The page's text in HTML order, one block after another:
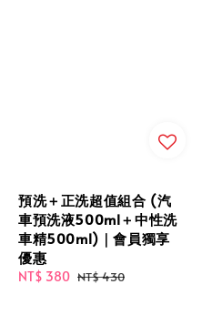
預洗＋正洗超值組合 (汽
車預洗液500ml＋中性洗
車精500ml)｜會員獨享
優惠
Sale
NT$ 380 Regular
NT$ 430